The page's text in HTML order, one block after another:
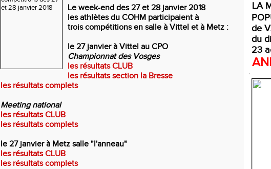
Le week-end des 27 et 28 janvier 2018
les athlètes du COHM participaient à
trois compétitions en salle à Vittel et à Metz :
le 27 janvier à Vittel au CPO
Championnat des Vosges
les résultats CLUB
les résultats section la Bresse
les résultats complets
Meeting national
les résultats CLUB
les résultats complets
le 27 janvier à Metz salle "l'anneau"
les résultats CLUB
les résultats complets
LA
de
du
23
.